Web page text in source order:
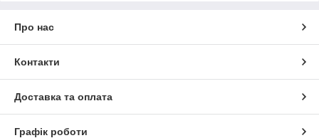
Про нас
Контакти
Доставка та оплата
Графік роботи